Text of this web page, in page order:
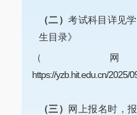
（二）考试科目详见
生目录》
（
https://yzb.hit.edu.cn/2025/
（三） 网上报名时，